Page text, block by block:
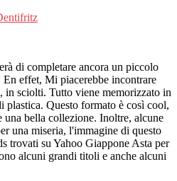
di completare ancora un piccolo
effet, Mi piacerebbe incontrare
in sciolti. Tutto viene memorizzato in
plastica. Questo formato è così cool,
una bella collezione. Inoltre, alcune
una miseria, l'immagine di questo
trovati su Yahoo Giappone Asta per
alcuni grandi titoli e anche alcuni